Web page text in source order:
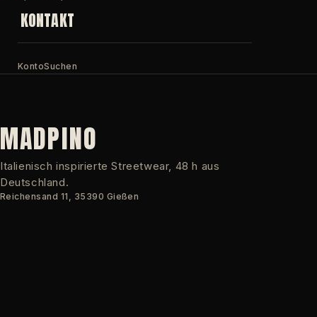
KONTAKT
KontoSuchen
MADPINO
Italienisch inspirierte Streetwear, 48 h aus
Deutschland.
Reichensand 11, 35390 Gießen